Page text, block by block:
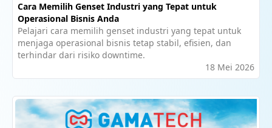
Cara Memilih Genset Industri yang Tepat untuk
Operasional Bisnis Anda
Pelajari cara memilih genset industri yang tepat untuk
menjaga operasional bisnis tetap stabil, efisien, dan
terhindar dari risiko downtime.
18 Mei 2026